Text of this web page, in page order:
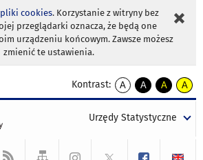
pliki cookies. Korzystanie z witryny bez
przeglądarki oznacza, że będą one
urządzeniu końcowym. Zawsze możesz
zmienić te ustawienia.
Kontrast:
A
kontrast
A
kontrast
tekst
czarnym
A
kontrast
tekst
czarnym
A
tekst
żółtym
Urzędy Statystyczne